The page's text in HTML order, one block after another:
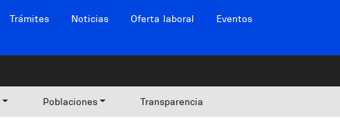
Trámites Noticias Oferta laboral Eventos
Poblaciones Transparencia